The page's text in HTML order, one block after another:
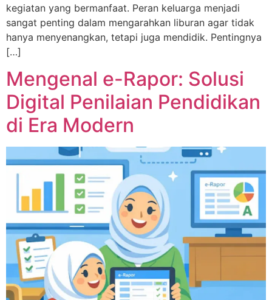
kegiatan yang bermanfaat. Peran keluarga menjadi
sangat penting dalam mengarahkan liburan agar tidak
hanya menyenangkan, tetapi juga mendidik. Pentingnya
[…]
Mengenal e-Rapor: Solusi
Digital Penilaian Pendidikan
di Era Modern